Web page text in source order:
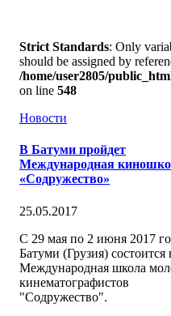
Strict Standards: Only
should be assigned by
/home/user2805/
on line 548
Новости
В Батуми пройдет
Международная
«Содружество»
25.05.2017
С 29 мая по 2 июня 2017
Батуми (Грузия) состоится
Международная школа
кинематографистов
"Содружество".